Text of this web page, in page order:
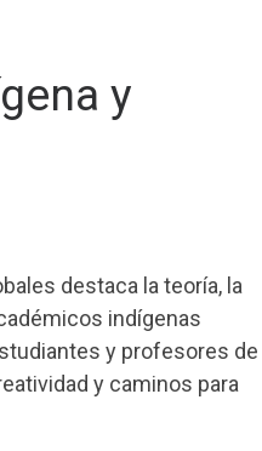
y
destaca la teoría, la
indígenas
y profesores de
y caminos para